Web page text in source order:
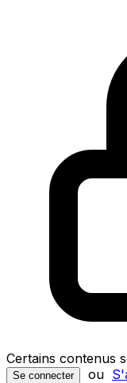
Certains contenus
Se connecter ou